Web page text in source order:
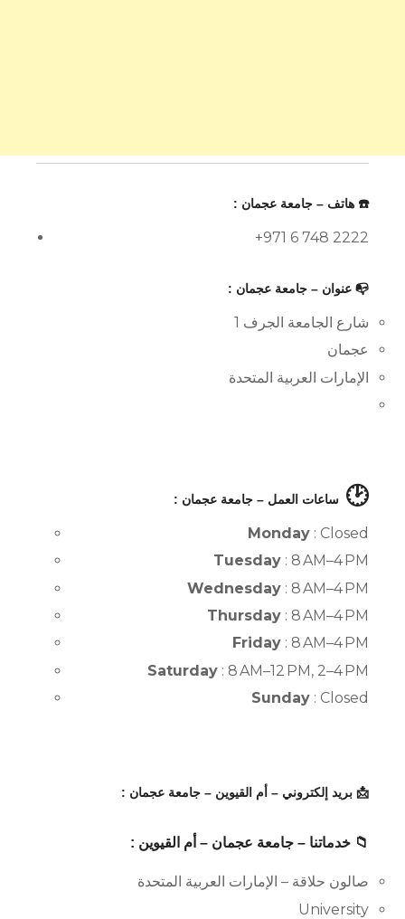
☎️ هاتف – جامعة عجمان :
+971 6 748 2222
📭 عنوان – جامعة عجمان :
شارع الجامعة الجرف 1
عجمان
الإمارات العربية المتحدة
🕑 ساعات العمل – جامعة عجمان :
Monday : Closed
Tuesday : 8 AM–4 PM
Wednesday : 8 AM–4 PM
Thursday : 8 AM–4 PM
Friday : 8 AM–4 PM
Saturday : 8 AM–12 PM, 2–4 PM
Sunday : Closed
📩 بريد إلكتروني – أم القيوين – جامعة عجمان :
📁 خدماتنا – جامعة عجمان – أم القيوين :
صالون حلاقة – الإمارات العربية المتحدة
University